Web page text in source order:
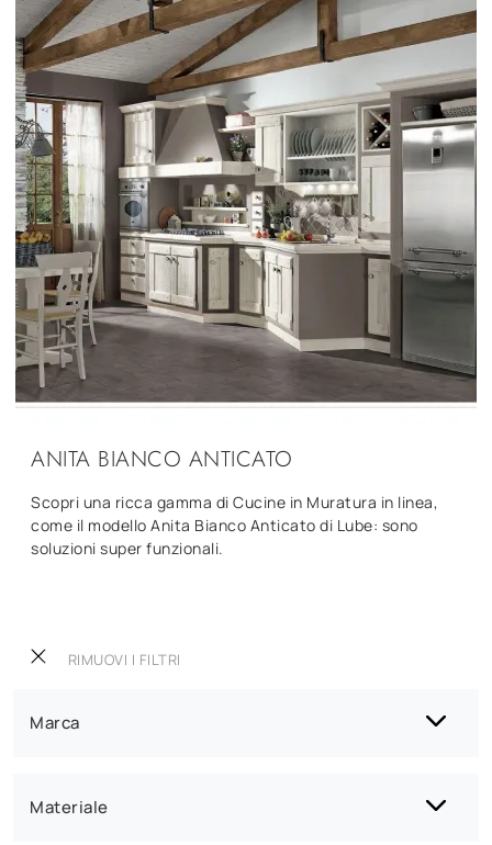
RIMUOVI I FILTRI
Marca
Materiale
ANITA BIANCO ANTICATO
Scopri una ricca gamma di Cucine in Muratura in linea,
come il modello Anita Bianco Anticato di Lube: sono
soluzioni super funzionali.